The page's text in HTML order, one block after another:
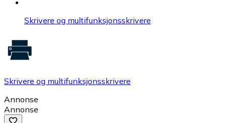
Skrivere og multifunksjonsskrivere
Skrivere og multifunksjonsskrivere
Annonse
Annonse